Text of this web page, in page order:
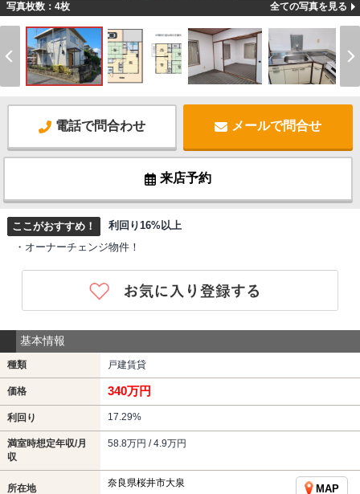
写真枚数：4枚 全ての写真を見る
電話で問合わせ メールで問合せ
来店予約
ここがおすすめ！
利回り16%以上
・オーナーチェンジ物件！
基本情報
種類 戸建賃貸
価格 340万円
利回り 17.29%
満室時想定年収/月
収
58.8万円 / 4.9万円
所在地 奈良県桜井市大泉
MAP